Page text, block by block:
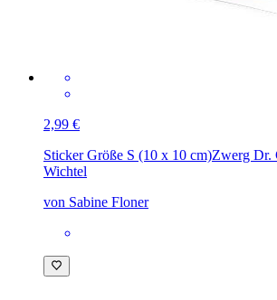
2,99 €
Sticker Größe S (10 x 10 cm)Zwerg Dr.
Wichtel
von Sabine Floner